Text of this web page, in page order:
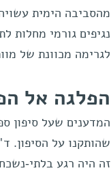
מהסביבה הימית
נגיפים גורמי מחלות
לגרימה מכוונת של
הפלגה אל
המדענים שעל סיפון
שהותקנו על הסיפון.